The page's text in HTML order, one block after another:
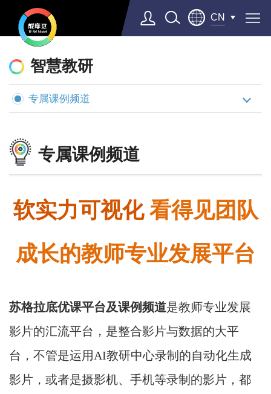
CN
摩
豆
AI
慧
学
智慧教研
专属课例频道
专属课例频道
软实力可视化 看得见团队
成长的教师专业发展平台
苏格拉底优课平台及课例频道是教师专业发展
影片的汇流平台，是整合影片与数据的大平
台，不管是运用AI教研中心录制的自动化生成
影片，或者是摄影机、手机等录制的影片，都